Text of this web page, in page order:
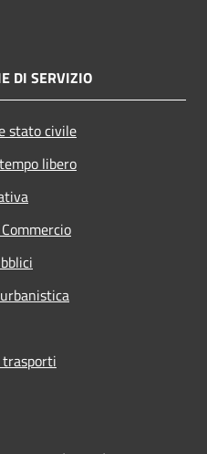
DI SERVIZIO
stato civile
libero